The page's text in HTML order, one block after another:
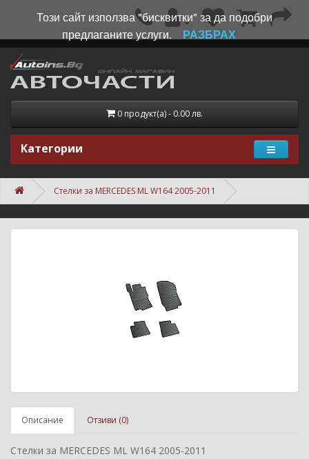
0 продукт(а) - 0.00 лв.
Категории
Стелки за MERCEDES ML W164 2005-2011
Описание Отзиви (0)
Стелки за MERCEDES ML W164 2005-2011
Този сайт използва "бисквитки" за да подобри
предлаганите услуги.
РАЗБРАХ